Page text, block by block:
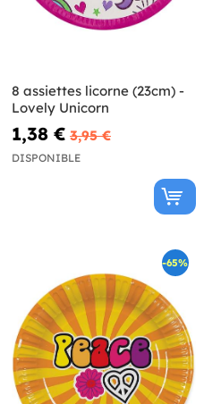
8 assiettes licorne (23cm) -
Lovely Unicorn
1,38 € 3,95 €
DISPONIBLE
-65%